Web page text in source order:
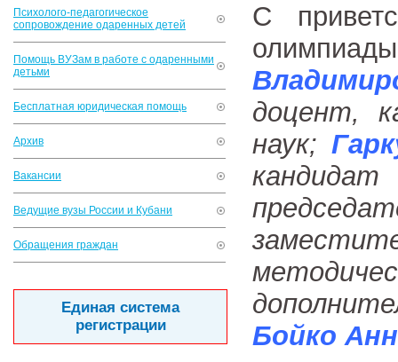
Психолого-педагогическое
сопровождение одаренных детей
Помощь ВУЗам в работе с одаренными
детьми
Бесплатная юридическая помощь
Архив
Вакансии
Ведущие вузы России и Кубани
Обращения граждан
Единая система
регистрации
С
доцент,
наук;
Бойко